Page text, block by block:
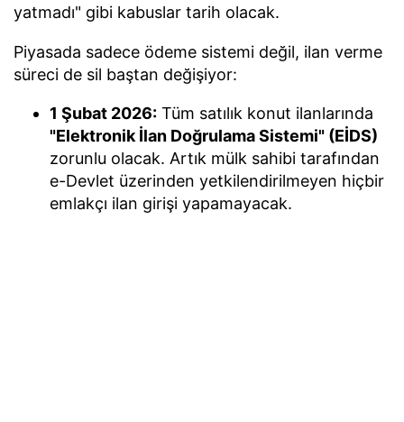
yatmadı" gibi kabuslar tarih olacak.
Piyasada sadece ödeme sistemi değil, ilan verme
süreci de sil baştan değişiyor:
1 Şubat 2026: Tüm satılık konut ilanlarında
"Elektronik İlan Doğrulama Sistemi" (EİDS)
zorunlu olacak. Artık mülk sahibi tarafından
e-Devlet üzerinden yetkilendirilmeyen hiçbir
emlakçı ilan girişi yapamayacak.